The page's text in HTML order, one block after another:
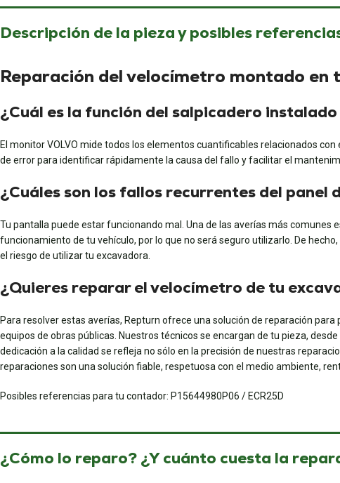
Descripción de la pieza y posibles
Reparación del velocímetro montado en
¿Cuál es la función del salpicadero
El monitor VOLVO mide todos los elementos cuantificables relacionados
de error para identificar rápidamente la causa del fallo y facilitar el
¿Cuáles son los fallos recurrentes del
Tu pantalla puede estar funcionando mal. Una de las averías más
funcionamiento de tu vehículo, por lo que no será seguro utilizarlo. De
el riesgo de utilizar tu excavadora.
¿Quieres reparar el velocímetro de tu
Para resolver estas averías, Repturn ofrece una solución de reparación
equipos de obras públicas. Nuestros técnicos se encargan de tu pieza,
dedicación a la calidad se refleja no sólo en la precisión de nuestras
reparaciones son una solución fiable, respetuosa con el medio ambiente,
Posibles referencias para tu contador: P15644980P06 / ECR25D
¿Cómo lo reparo? ¿Y cuánto cuesta la